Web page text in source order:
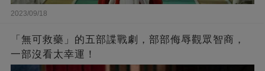
2023/09/18
「無可救藥」的五部諜戰劇，部部侮辱觀眾智商，
一部沒看太幸運！